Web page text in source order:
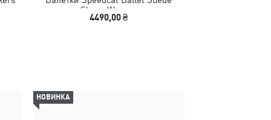
Shoes Women
4490,00 ₴
НОВИНКА